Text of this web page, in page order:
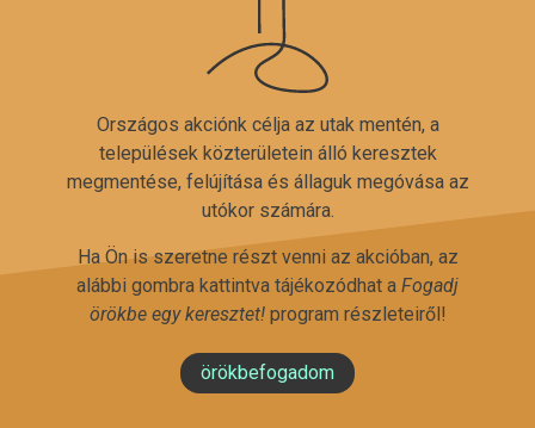
Országos akciónk célja az utak mentén, a
települések közterületein álló keresztek
megmentése, felújítása és állaguk megóvása az
utókor számára.
Ha Ön is szeretne részt venni az akcióban, az
alábbi gombra kattintva tájékozódhat a Fogadj
örökbe egy keresztet!program részleteiről!
örökbefogadom